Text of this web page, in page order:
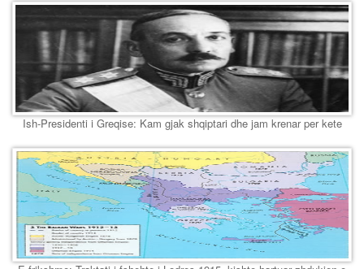
Ish-Presidenti i Greqise: Kam gjak shqiptari dhe jam krenar per kete